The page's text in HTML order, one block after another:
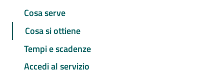
Cosa serve
Cosa si ottiene
Tempi e scadenze
Accedi al servizio